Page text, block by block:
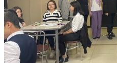
Все альбомы